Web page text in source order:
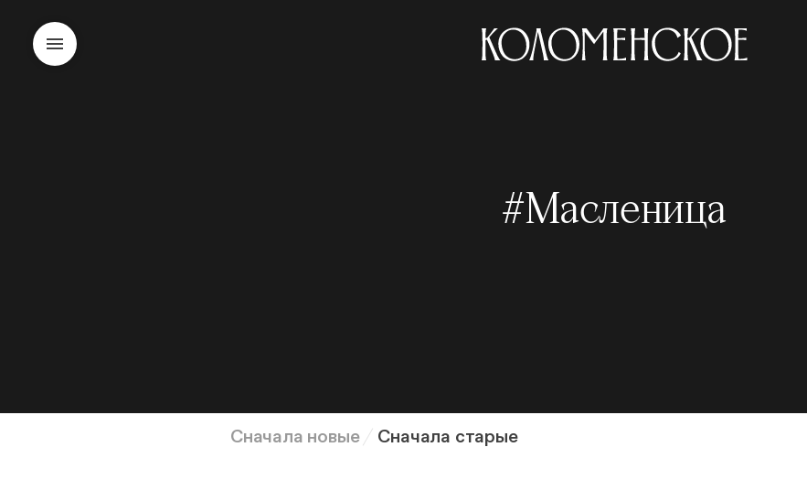
#Масленица
Сначала новые Сначала старые